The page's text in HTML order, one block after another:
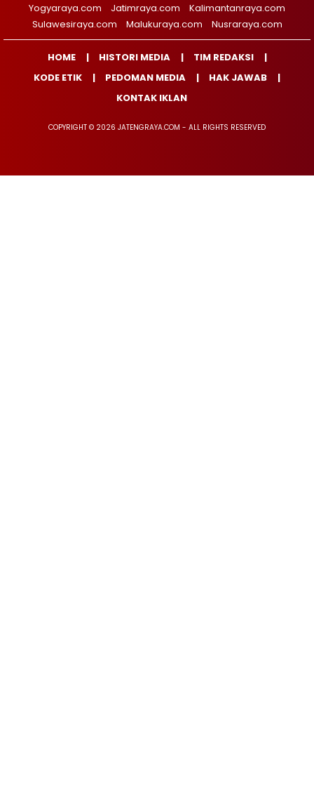
Yogyaraya.com
Jatimraya.com
Kalimantanraya.com
Sulawesiraya.com
Malukuraya.com Nusraraya.com
HOME HISTORI MEDIA
TIM REDAKSI
KODE ETIK
PEDOMAN MEDIA
HAK JAWAB
KONTAK IKLAN
COPYRIGHT © 2026 JATENGRAYA.COM - ALL RIGHTS RESERVED